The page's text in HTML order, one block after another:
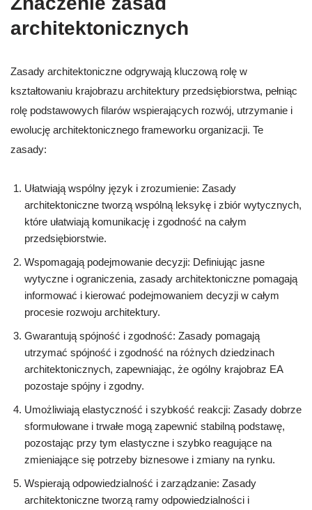
architektonicznych
Zasady architektoniczne odgrywają kluczową rolę w
kształtowaniu krajobrazu architektury przedsiębiorstwa, pełniąc
rolę podstawowych filarów wspierających rozwój, utrzymanie i
ewolucję architektonicznego frameworku organizacji. Te
zasady:
Ułatwiają wspólny język i zrozumienie: Zasady
architektoniczne tworzą wspólną leksykę i zbiór wytycznych,
które ułatwiają komunikację i zgodność na całym
przedsiębiorstwie.
Wspomagają podejmowanie decyzji: Definiując jasne
wytyczne i ograniczenia, zasady architektoniczne pomagają
informować i kierować podejmowaniem decyzji w całym
procesie rozwoju architektury.
Gwarantują spójność i zgodność: Zasady pomagają
utrzymać spójność i zgodność na różnych dziedzinach
architektonicznych, zapewniając, że ogólny krajobraz EA
pozostaje spójny i zgodny.
Umożliwiają elastyczność i szybkość reakcji: Zasady dobrze
sformułowane i trwałe mogą zapewnić stabilną podstawę,
pozostając przy tym elastyczne i szybko reagujące na
zmieniające się potrzeby biznesowe i zmiany na rynku.
Wspierają odpowiedzialność i zarządzanie: Zasady
architektoniczne tworzą ramy odpowiedzialności i